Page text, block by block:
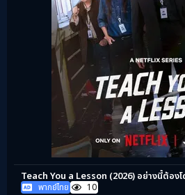
Teach You a Lesson (2026) อย่างนี้ต้อง
พากย์ไทย 10